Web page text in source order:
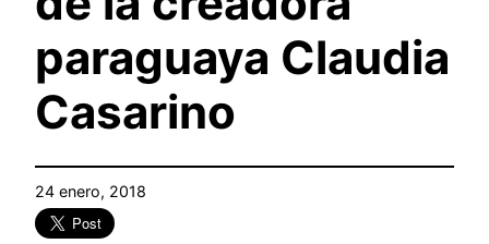
paraguaya Claudia
Casarino
24 enero, 2018